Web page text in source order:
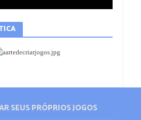
SEUS PRÓPRIOS JOGOS